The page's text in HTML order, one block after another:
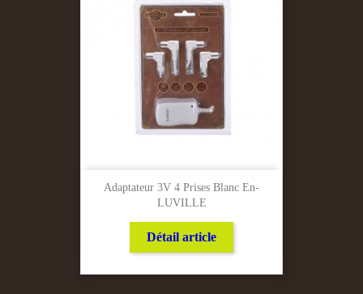
Adaptateur 3V 4 Prises Blanc En-
LUVILLE
Détail article